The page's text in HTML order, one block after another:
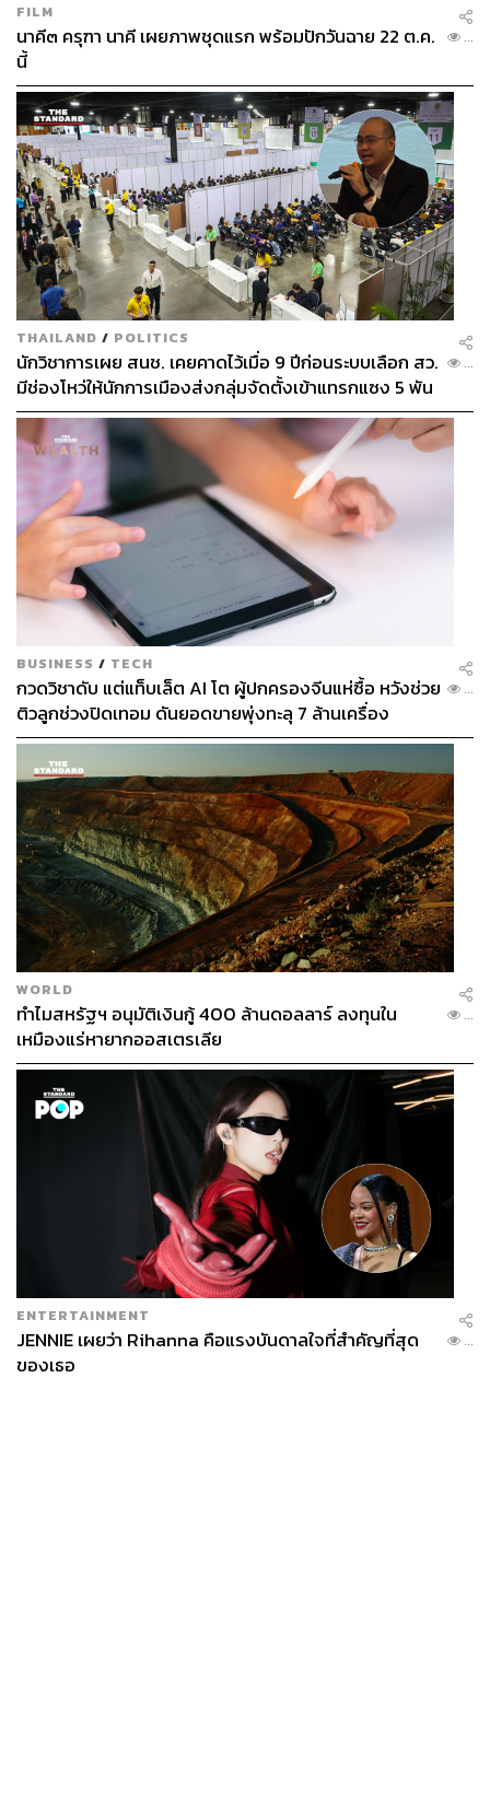
FILM
นาคี๓ ครุฑา นาคี เผยภาพชุดแรก พร้อมปักวันฉาย 22 ต.ค.
นี้
...
THAILAND / POLITICS
นักวิชาการเผย สนช. เคยคาดไว้เมื่อ 9 ปีก่อนระบบเลือก สว.
มีช่องโหว่ให้นักการเมืองส่งกลุ่มจัดตั้งเข้าแทรกแซง 5 พัน
ล้านยึดประเทศได้
...
BUSINESS / TECH
กวดวิชาดับ แต่แท็บเล็ต AI โต ผู้ปกครองจีนแห่ซื้อ หวังช่วย
ติวลูกช่วงปิดเทอม ดันยอดขายพุ่งทะลุ 7 ล้านเครื่อง
...
WORLD
ทำไมสหรัฐฯ อนุมัติเงินกู้ 400 ล้านดอลลาร์ ลงทุนใน
เหมืองแร่หายากออสเตรเลีย
...
ENTERTAINMENT
JENNIE เผยว่า Rihanna คือแรงบันดาลใจที่สำคัญที่สุด
ของเธอ
...